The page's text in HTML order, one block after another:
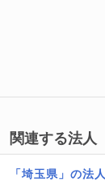
関連する法人
「埼玉県」の法